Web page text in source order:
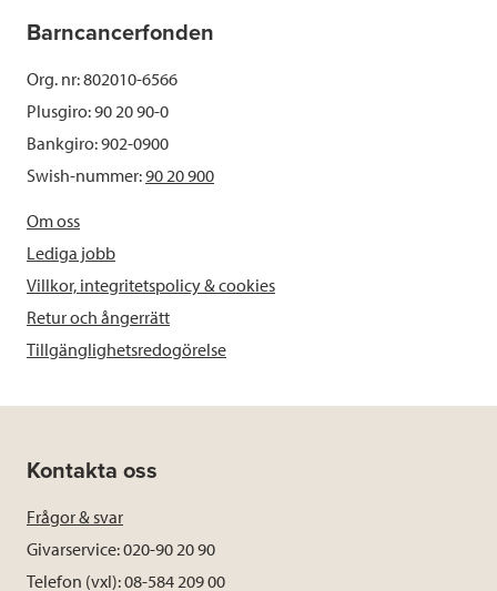
Barncancerfonden
Org. nr: 802010-6566
Plusgiro: 90 20 90-0
Bankgiro: 902-0900
Swish-nummer:90 20 900
Om oss
Lediga jobb
Villkor, integritetspolicy & cookies
Retur och ångerrätt
Tillgänglighetsredogörelse
Kontakta oss
Frågor & svar
Givarservice: 020-90 20 90
Telefon (vxl): 08-584 209 00